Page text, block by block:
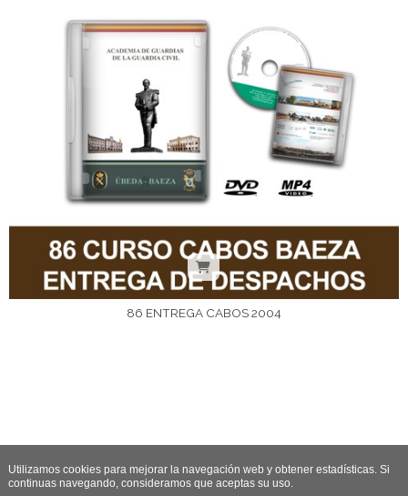
86 ENTREGA CABOS 2004
Utilizamos cookies para mejorar la navegación web y obtener estadísticas. Si
continuas navegando, consideramos que aceptas su uso.